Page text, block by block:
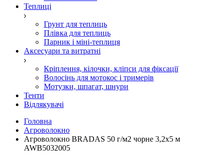
Теплиці
Грунт для теплиць
Плівка для теплиць
Парник і міні-теплиця
Аксесуари та витратні
Кріплення, кілочки, кліпси для фіксації
Волосінь для мотокос і тримерів
Мотузки, шпагат, шнури
Тенти
Відлякувачі
Головна
Агроволокно
Агроволокно BRADAS 50 г/м2 чорне 3,2x5 м
AWB5032005